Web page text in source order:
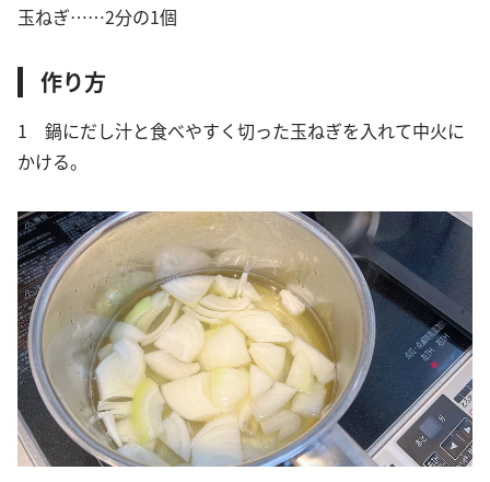
玉ねぎ……2分の1個
作り方
1 鍋にだし汁と食べやすく切った玉ねぎを入れて中火に
かける。